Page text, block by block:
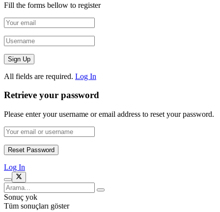
Fill the forms bellow to register
All fields are required. Log In
Retrieve your password
Please enter your username or email address to reset your password.
Log In
Sonuç yok
Tüm sonuçları göster